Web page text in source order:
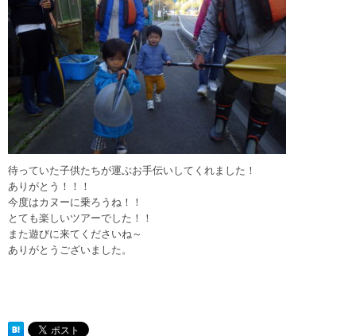
待っていた子供たちが運ぶお手伝いしてくれました！
ありがとう！！！
今度はカヌーに乗ろうね！！
とても楽しいツアーでした！！
また遊びに来てくださいね～
ありがとうございました。